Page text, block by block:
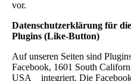
vor.
Datenschutzerklärung für
Plugins (Like-Button)
Auf unseren Seiten sind
Facebook, 1601 South
USA integriert. Die